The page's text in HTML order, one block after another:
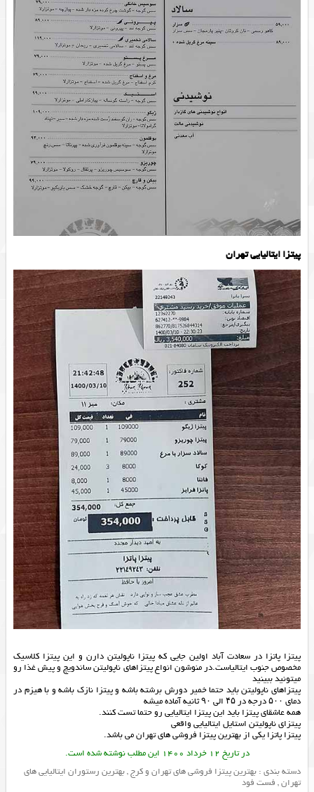
پیتزا ایتالیایی تهران
پیتزا پاتزا در سعادت آباد اولین جایی که پیتزا ناپولیتن دارن و این پیتزا کلاسیک
مخصوص جنوب ایتالیاست.در منوشون انواع پیتزاهای ناپولیتن ساندویچ و پیش غذا رو
میتونید ببینید
پیتزاهای ناپولیتن باید حتما خمیر دورش برشته باشه و پیتزا نازک باشه و با هیزم در
دمای ۵۰۰ درجه در ۴۵ الی ۹۰ ثانیه آماده میشه
همه عاشقای پیتزا باید این پیتزا ایتالیایی رو حتما تست کنند.
پیتزای ناپولیتن استایل ایتالیایی واقعی
پیتزا پاتزا یکی ازبهترین پیتزا فروشی های تهرانمی باشد.
در تاریخ 12 خرداد 1400 این مطلب نوشته شده است.
دسته بندی : بهترین پیتزا فروشی های تهران و کرج,بهترین رستوران ایتالیایی های
تهران, فست فود